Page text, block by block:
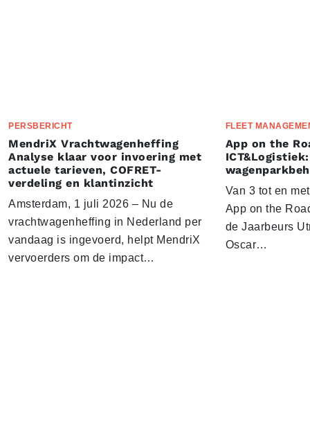
PERSBERICHT
MendriX Vrachtwagenheffing
Analyse klaar voor invoering met
actuele tarieven, COFRET-
verdeling en klantinzicht
Amsterdam, 1 juli 2026 – Nu de
vrachtwagenheffing in Nederland per
vandaag is ingevoerd, helpt MendriX
vervoerders om de impact…
FLEET
App on the
Van 3 tot en
App on the
de Jaarbeurs
Oscar…